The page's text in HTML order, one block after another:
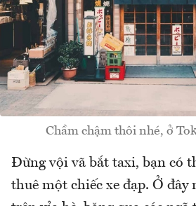
Chầm chậm thôi nhé, ở
Đừng vội vã bắt taxi, bạn có
thuê một chiếc xe đạp. Ở đây